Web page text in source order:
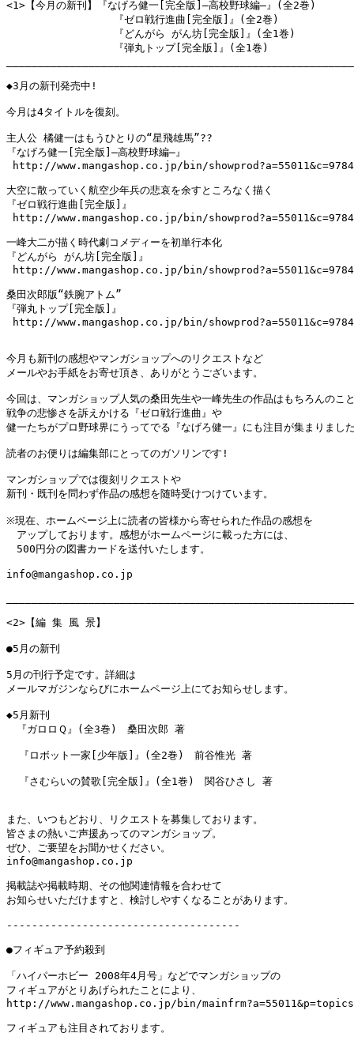
<1>【今月の新刊】『なげろ健一[完全版]―高校野球編―』(全2巻)
                 『ゼロ戦行進曲[完全版]』(全2巻)
                 『どんがら がん坊[完全版]』(全1巻)
                 『弾丸トップ[完全版]』(全1巻)
◆3月の新刊発売中!
今月は4タイトルを復刻。
主人公 橘健一はもうひとりの“星飛雄馬”??
『なげろ健一[完全版]―高校野球編―』
http://www.mangashop.co.jp/bin/
大空に散っていく航空少年兵の悲哀を余すところなく描く
『ゼロ戦行進曲[完全版]』
http://www.mangashop.co.jp/bin/
一峰大二が描く時代劇コメディーを初単行本化
『どんがら がん坊[完全版]』
http://www.mangashop.co.jp/bin/
桑田次郎版“鉄腕アトム”
『弾丸トップ[完全版]』
http://www.mangashop.co.jp/bin/
今月も新刊の感想やマンガショップへのリクエストなど
メールやお手紙をお寄せ頂き、ありがとうございます。
今回は、マンガショップ人気の桑田先生や一峰先生の作品はもちろんのこ
戦争の悲惨さを訴えかける『ゼロ戦行進曲』や
健一たちがプロ野球界にうってでる『なげろ健一』にも注目が集まりまし
読者のお便りは編集部にとってのガソリンです!
マンガショップでは復刻リクエストや
新刊・既刊を問わず作品の感想を随時受けつけています。
※現在、ホームページ上に読者の皆様から寄せられた作品の感想を
アップしております。感想がホームページに載った方には、
500円分の図書カードを送付いたします。
info@mangashop.co.jp
<2>【編 集 風 景】
●5月の新刊
5月の刊行予定です。詳細は
メールマガジンならびにホームページ上にてお知らせします。
◆5月新刊
『ガロロＱ』(全3巻)　桑田次郎 著
  『ロボット一家[少年版]』(全2巻)　前谷惟光 著
  『さむらいの賛歌[完全版]』(全1巻)　関谷ひさし 著
また、いつもどおり、リクエストを募集しております。
皆さまの熱いご声援あってのマンガショップ。
ぜひ、ご要望をお聞かせください。
info@mangashop.co.jp
掲載誌や掲載時期、その他関連情報を合わせて
お知らせいただけますと、検討しやすくなることがあります。
-------------------------------------
●フィギュア予約殺到
「ハイパーホビー 2008年4月号」などでマンガショップの
フィギュアがとりあげられたことにより、
http://www.mangashop.co.jp/bin/
フィギュアも注目されております。